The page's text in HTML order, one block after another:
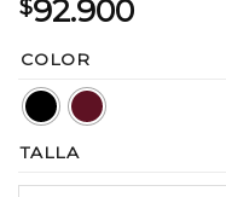
92.900
COLOR
TALLA